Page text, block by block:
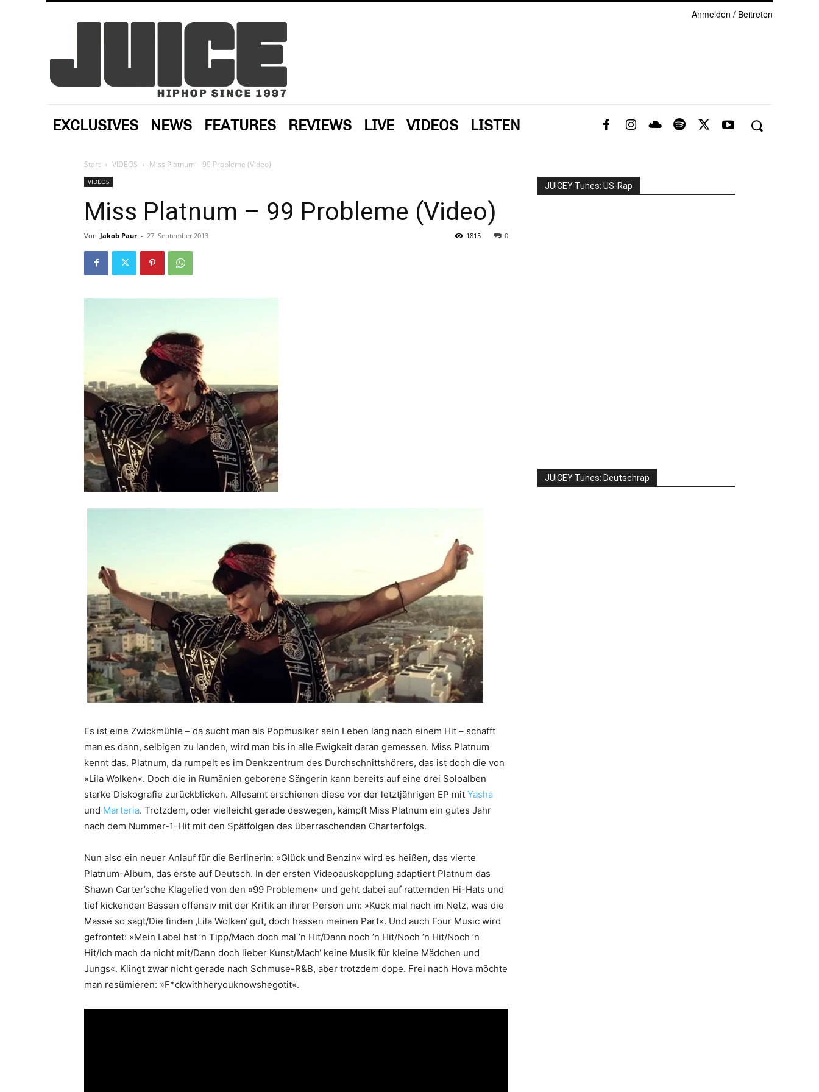
Anmelden / Beitreten
EXCLUSIVES NEWS FEATURES REVIEWS LIVE VIDEOS LISTEN
Start VIDEOS Miss Platnum – 99 Probleme (Video)
VIDEOS
Miss Platnum – 99 Probleme (Video)
Von Jakob Paur - 27. September 2013 0
1815
Es ist eine Zwickmühle – da sucht man als Popmusiker sein Leben lang nach einem Hit – schafft
man es dann, selbigen zu landen, wird man bis in alle Ewigkeit daran gemessen. Miss Platnum
kennt das. Platnum, da rumpelt es im Denkzentrum des Durchschnittshörers, das ist doch die von
»Lila Wolken«. Doch die in Rumänien geborene Sängerin kann bereits auf eine drei Soloalben
starke Diskografie zurückblicken. Allesamt erschienen diese vor der letztjährigen EP mit Yasha
und Marteria. Trotzdem, oder vielleicht gerade deswegen, kämpft Miss Platnum ein gutes Jahr
nach dem Nummer-1-Hit mit den Spätfolgen des überraschenden Charterfolgs.
Nun also ein neuer Anlauf für die Berlinerin: »Glück und Benzin« wird es heißen, das vierte
Platnum-Album, das erste auf Deutsch. In der ersten Videoauskopplung adaptiert Platnum das
Shawn Carter’sche Klagelied von den »99 Problemen« und geht dabei auf ratternden Hi-Hats und
tief kickenden Bässen offensiv mit der Kritik an ihrer Person um: »Kuck mal nach im Netz, was die
Masse so sagt/Die finden ‚Lila Wolken‘ gut, doch hassen meinen Part«. Und auch Four Music wird
gefrontet: »Mein Label hat ’n Tipp/Mach doch mal ’n Hit/Dann noch ’n Hit/Noch ’n Hit/Noch ’n
Hit/Ich mach da nicht mit/Dann doch lieber Kunst/Mach‘ keine Musik für kleine Mädchen und
Jungs«. Klingt zwar nicht gerade nach Schmuse-R&B, aber trotzdem dope. Frei nach Hova möchte
man resümieren: »F*ckwithheryouknowshegotit«.
JUICEY Tunes: US-Rap
JUICEY Tunes: Deutschrap